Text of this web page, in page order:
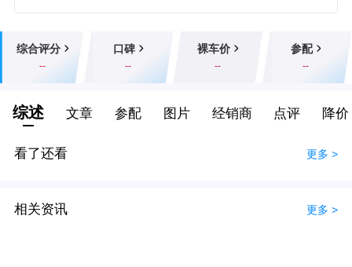
综合评分
--
口碑
--
裸车价
--
参配
--
综述 文章 参配 图片 经销商 点评 降价
看了还看 更多 >
相关资讯 更多 >